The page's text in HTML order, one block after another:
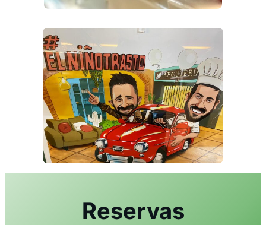
Reservas